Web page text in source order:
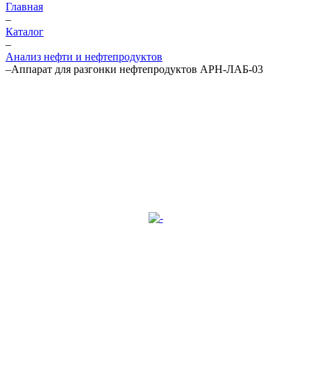
Главная
–
Каталог
–
Анализ нефти и нефтепродуктов
–Аппарат для разгонки нефтепродуктов АРН-ЛАБ-03